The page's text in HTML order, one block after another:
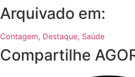
Arquivado em:
Contagem, Destaque, Saúde
Compartilhe